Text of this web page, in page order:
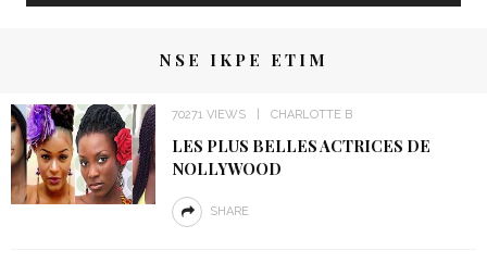
NSE IKPE ETIM
70271 VIEWS CHARLOTTE B
LES PLUS BELLES ACTRICES DE
NOLLYWOOD
SHARE